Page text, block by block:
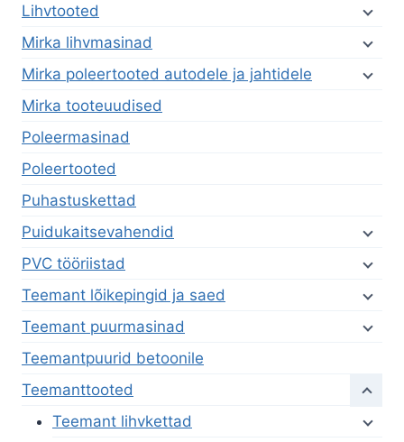
Lihvtooted
Mirka lihvmasinad
Mirka poleertooted autodele ja jahtidele
Mirka tooteuudised
Poleermasinad
Poleertooted
Puhastuskettad
Puidukaitsevahendid
PVC tööriistad
Teemant lõikepingid ja saed
Teemant puurmasinad
Teemantpuurid betoonile
Teemanttooted
Teemant lihvkettad